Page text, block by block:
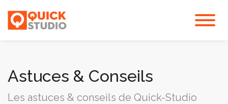
Astuces & Conseils
Les astuces & conseils de Quick-Studio